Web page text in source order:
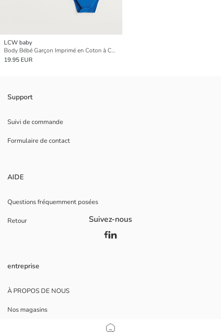
LCW baby
Body Bébé Garçon Imprimé en Coton à Col Rond avec Fermeture à Pression Lot de 2
19.95 EUR
Support
Suivi de commande
Formulaire de contact
AIDE
Questions fréquemment posées
Retour
entreprise
À PROPOS DE NOUS
Nos magasins
Suivez-nous